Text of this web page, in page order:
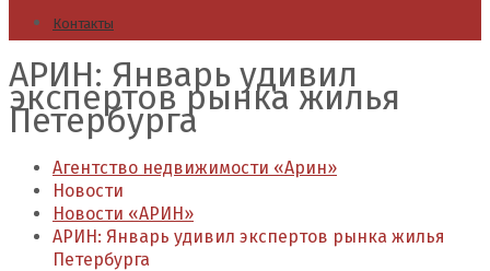
Контакты
АРИН: Январь удивил
экспертов рынка жилья
Петербурга
Агентство недвижимости «Арин»
Новости
Новости «АРИН»
АРИН: Январь удивил экспертов рынка жилья
Петербурга